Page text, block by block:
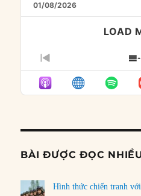
01/08/2026
LOAD
PREVIOUS
EPISODE
BÀI ĐƯỢC ĐỌC
Hình thức chiến tranh